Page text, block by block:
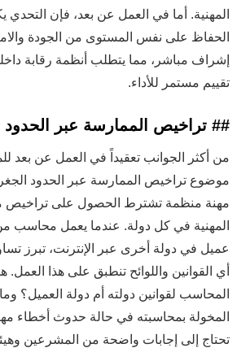
المهنية. أما في العمل عن بعد، فإن التحدي
الحفاظ على نفس المستوى من الجودة
إشراف مباشر، مما يتطلب أنظمة رقابة
تقييم مستمر للأداء.
## تراخيص الممارسة عبر الحدود
من أكثر الجوانب تعقيداً في العمل عن بعد
موضوع تراخيص الممارسة عبر الحدود
مهنة منظمة تشترط الحصول على تراخيص
المهنية في كل دولة. عندما يعمل محاسب
عميل في دولة أخرى عبر الإنترنت، تبرز
أي القوانين واللوائح تنطبق على هذا
المحاسب لقوانين دولته أم دولة العميل؟
المخولة بمحاسبته في حالة حدوث أخطاء
تحتاج إلى إجابات واضحة من المشرعين